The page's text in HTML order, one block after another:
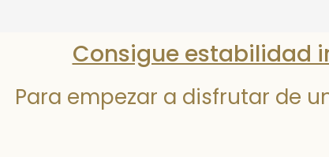
Consigue estabilidad
Para empezar a disfrutar de